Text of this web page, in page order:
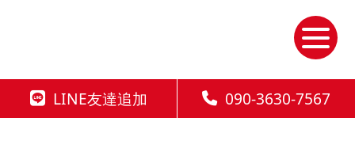
LINE友達追加 090-3630-7567